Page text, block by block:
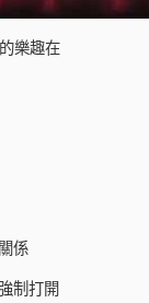
樂趣在
係
制打開